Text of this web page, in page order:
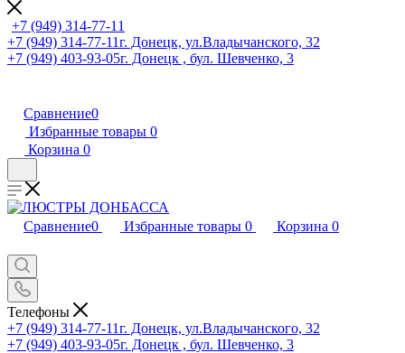
+7 (949) 314-77-11
+7 (949) 314-77-11г. Донецк, ул.Владычанского, 32
+7 (949) 403-93-05г. Донецк , бул. Шевченко, 3
Сравнение0
Избранные товары 0
Корзина 0
Сравнение0 Избранные товары 0 Корзина 0
Телефоны
+7 (949) 314-77-11г. Донецк, ул.Владычанского, 32
+7 (949) 403-93-05г. Донецк , бул. Шевченко, 3